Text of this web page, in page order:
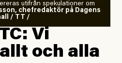
utifrån spekulationer om
chefredaktör på Dagens
/ TT /
Vi
och alla